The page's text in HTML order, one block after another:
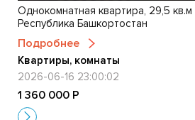
Однокомнатная квартира, 29,5 кв.м
Республика Башкортостан
Подробнее
Квартиры, комнаты
2026-06-16 23:00:02
1 360 000 Р